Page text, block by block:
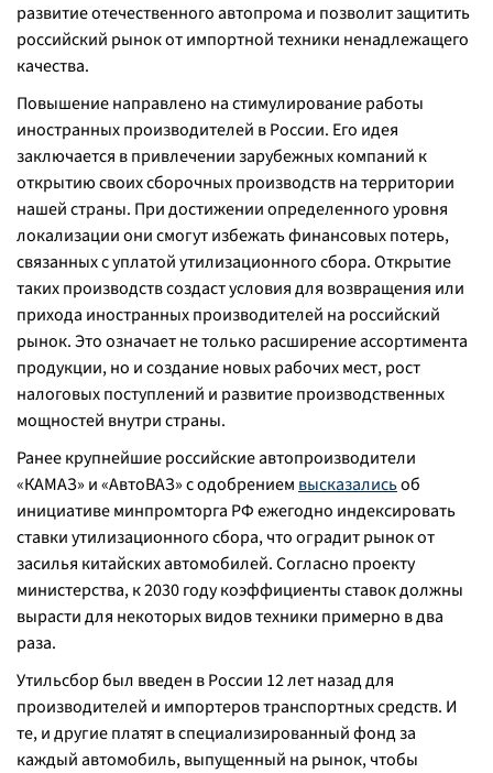
развитие отечественного автопрома и позволит защитить
российский рынок от импортной техники ненадлежащего
качества.
Повышение направлено на стимулирование работы
иностранных производителей в России. Его идея
заключается в привлечении зарубежных компаний к
открытию своих сборочных производств на территории
нашей страны. При достижении определенного уровня
локализации они смогут избежать финансовых потерь,
связанных с уплатой утилизационного сбора. Открытие
таких производств создаст условия для возвращения или
прихода иностранных производителей на российский
рынок. Это означает не только расширение ассортимента
продукции, но и создание новых рабочих мест, рост
налоговых поступлений и развитие производственных
мощностей внутри страны.
Ранее крупнейшие российские автопроизводители
«КАМАЗ» и «АвтоВАЗ» с одобрением высказалисьоб
инициативе минпромторга РФ ежегодно индексировать
ставки утилизационного сбора, что оградит рынок от
засилья китайских автомобилей. Согласно проекту
министерства, к 2030 году коэффициенты ставок должны
вырасти для некоторых видов техники примерно в два
раза.
Утильсбор был введен в России 12 лет назад для
производителей и импортеров транспортных средств. И
те, и другие платят в специализированный фонд за
каждый автомобиль, выпущенный на рынок, чтобы